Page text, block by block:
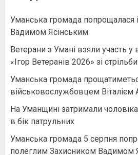
Уманська громада попрощалася
Вадимом Ясінським
Ветерани з Умані взяли участь у
«Ігор Ветеранів 2026» зі
Уманська громада
військовослужбовцем
На Уманщині затримали
в бік патрульних
Уманська громада 5 серпня
полеглим Захисником Вадимом